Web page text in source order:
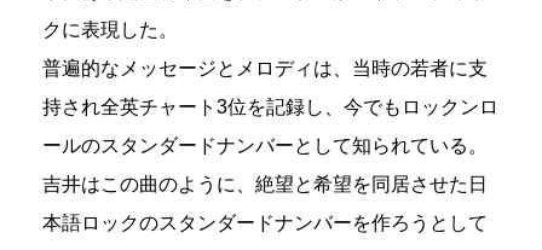
クに表現した。
普遍的なメッセージとメロディは、当時の若者に支
持され全英チャート3位を記録し、今でもロックンロ
ールのスタンダードナンバーとして知られている。
吉井はこの曲のように、絶望と希望を同居させた日
本語ロックのスタンダードナンバーを作ろうとして